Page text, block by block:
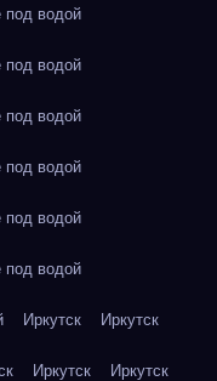
водой
водой
водой
водой
водой
водой
Иркутск Иркутск
Иркутск Иркутск